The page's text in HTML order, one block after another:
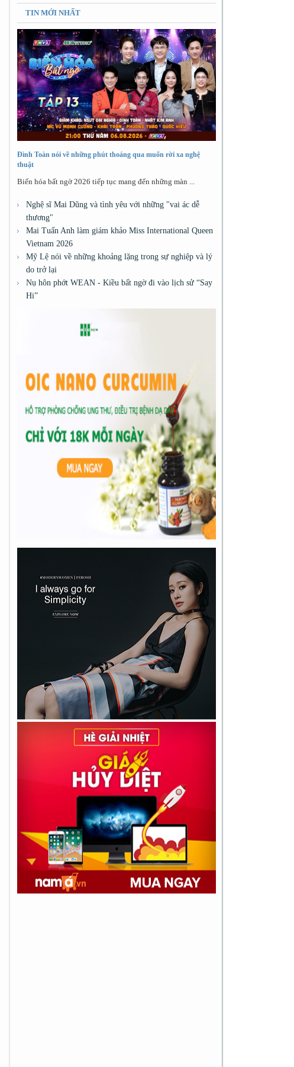
TIN MỚI NHẤT
Đình Toàn nói về những phút thoáng qua muốn rời xa nghệ
thuật
Biến hóa bất ngờ 2026 tiếp tục mang đến những màn ...
Nghệ sĩ Mai Dũng và tình yêu với những "vai ác dễ
thương"
Mai Tuấn Anh làm giám khảo Miss International Queen
Vietnam 2026
Mỹ Lệ nói về những khoảng lặng trong sự nghiệp và lý
do trở lại
Nụ hôn phớt WEAN - Kiều bất ngờ đi vào lịch sử “Say
Hi”